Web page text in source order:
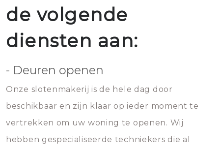
de volgende
diensten aan:
- Deuren openen
Onze slotenmakerij is de hele dag door
beschikbaar en zijn klaar op ieder moment te
vertrekken om uw woning te openen. Wij
hebben gespecialiseerde techniekers die al